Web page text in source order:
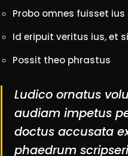
Lifestyle
About
Probo omnes fuisset ius
Id eripuit veritus ius, et
Possit theo phrastus
Ludico ornatus
audiam impetus
doctus accusata
phaedrum